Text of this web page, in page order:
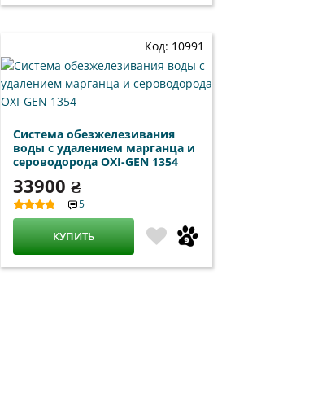
Код: 10991
Система обезжелезивания
воды с удалением марганца и
сероводорода OXI-GEN 1354
33900 ₴
5
КУПИТЬ